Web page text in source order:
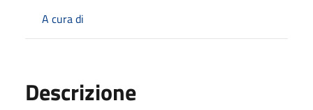
A cura di
Descrizione